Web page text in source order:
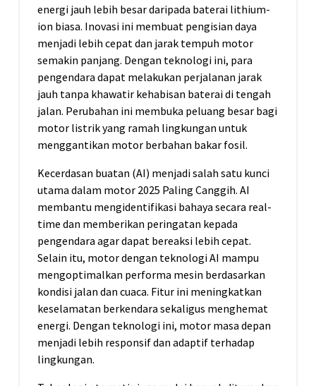
energi jauh lebih besar daripada baterai lithium-
ion biasa. Inovasi ini membuat pengisian daya
menjadi lebih cepat dan jarak tempuh motor
semakin panjang. Dengan teknologi ini, para
pengendara dapat melakukan perjalanan jarak
jauh tanpa khawatir kehabisan baterai di tengah
jalan. Perubahan ini membuka peluang besar bagi
motor listrik yang ramah lingkungan untuk
menggantikan motor berbahan bakar fosil.
Kecerdasan buatan (AI) menjadi salah satu kunci
utama dalam motor 2025 Paling Canggih. AI
membantu mengidentifikasi bahaya secara real-
time dan memberikan peringatan kepada
pengendara agar dapat bereaksi lebih cepat.
Selain itu, motor dengan teknologi AI mampu
mengoptimalkan performa mesin berdasarkan
kondisi jalan dan cuaca. Fitur ini meningkatkan
keselamatan berkendara sekaligus menghemat
energi. Dengan teknologi ini, motor masa depan
menjadi lebih responsif dan adaptif terhadap
lingkungan.